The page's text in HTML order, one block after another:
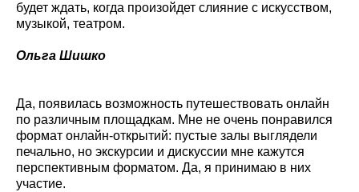
будет ждать, когда произойдет слияние с искусством,
музыкой, театром.
Ольга Шишко
Да, появилась возможность путешествовать онлайн
по различным площадкам. Мне не очень понравился
формат онлайн-открытий: пустые залы выглядели
печально, но экскурсии и дискуссии мне кажутся
перспективным форматом. Да, я принимаю в них
участие.